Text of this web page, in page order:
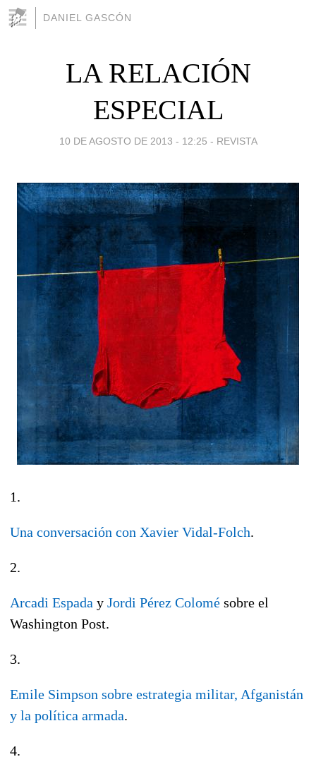
DANIEL GASCÓN
LA RELACIÓN
ESPECIAL
10 DE AGOSTO DE 2013 - 12:25 - REVISTA
1.
Una conversación con Xavier Vidal-Folch.
2.
Arcadi Espada y Jordi Pérez Colomé sobre el
Washington Post.
3.
Emile Simpson sobre estrategia militar, Afganistán
y la política armada.
4.